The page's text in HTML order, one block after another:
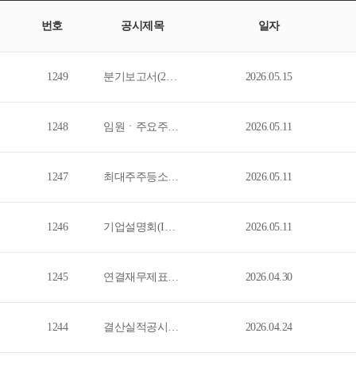
번호 공시제목 일자
1249 분기보고서(2026.03) 2026.05.15
1248 임원ㆍ주요주주특정증권등소유상황보고서 2026.05.11
1247 최대주주등소유주식변동신고서 2026.05.11
1246 기업설명회(IR)개최(안내공시) 2026.05.11
1245 연결재무제표기준영업(잠정)실적(공정공시) 2026.04.30
1244 결산실적공시예고(안내공시) 2026.04.24